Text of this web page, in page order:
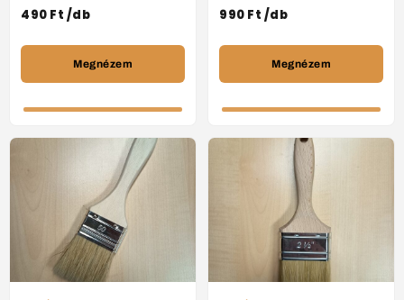
490 Ft /db
Megnézem
990 Ft /db
Megnézem